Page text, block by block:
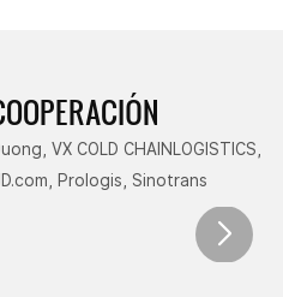
VX COLD CHAINLOGISTICS,
Prologis, Sinotrans